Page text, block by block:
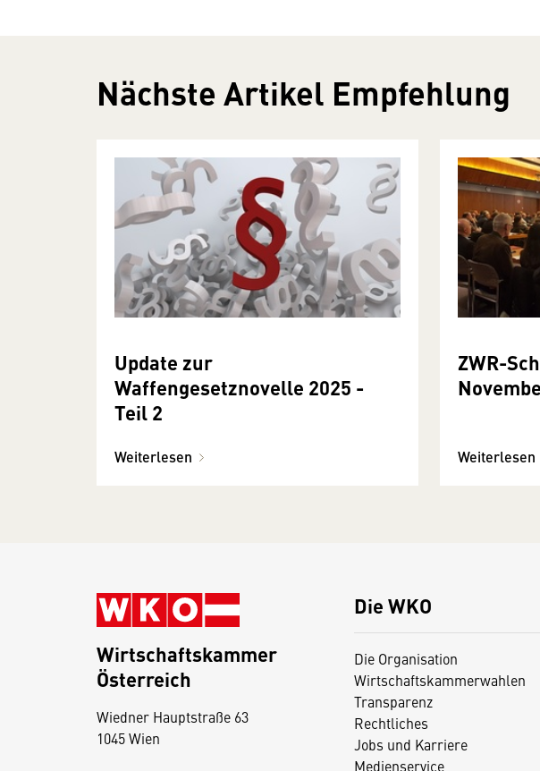
Nächste Artikel Empfehlung
Update zur
Waffengesetznovelle 2025 -
Teil 2
Weiterlesen
ZWR-
Weiterlesen
Die WKO
Die Organisation
Wirtschaftskammerwahlen
Transparenz
Rechtliches
Jobs und Karriere
Medienservice
Wirtschaftskammer
Österreich
Wiedner Hauptstraße 63
1045 Wien